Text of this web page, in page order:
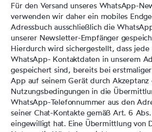
Für den Versand unseres WhatsApp-
verwenden wir daher ein mobiles
Adressbuch ausschließlich die
unserer Newsletter-Empfänger
Hierdurch wird sichergestellt, dass jede
WhatsApp- Kontaktdaten in unserem
gespeichert sind, bereits bei
App auf seinem Gerät durch
Nutzungsbedingungen in die
WhatsApp-Telefonnummer aus den
seiner Chat-Kontakte gemäß Art. 6 Abs.
eingewilligt hat. Eine Übermittlung von